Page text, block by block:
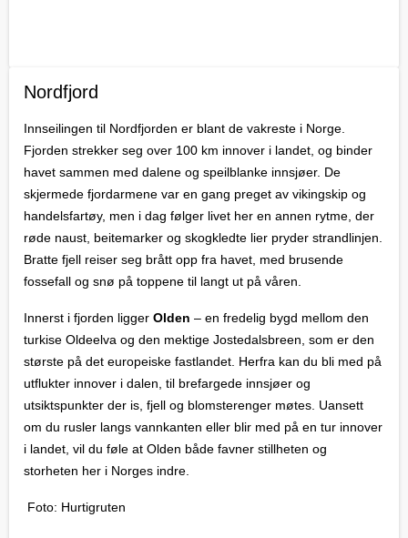
Nordfjord
Innseilingen til Nordfjorden er blant de vakreste i Norge.
Fjorden strekker seg over 100 km innover i landet, og binder
havet sammen med dalene og speilblanke innsjøer. De
skjermede fjordarmene var en gang preget av vikingskip og
handelsfartøy, men i dag følger livet her en annen rytme, der
røde naust, beitemarker og skogkledte lier pryder strandlinjen.
Bratte fjell reiser seg brått opp fra havet, med brusende
fossefall og snø på toppene til langt ut på våren.
Innerst i fjorden ligger Olden – en fredelig bygd mellom den
turkise Oldeelva og den mektige Jostedalsbreen, som er den
største på det europeiske fastlandet. Herfra kan du bli med på
utflukter innover i dalen, til brefargede innsjøer og
utsiktspunkter der is, fjell og blomsterenger møtes. Uansett
om du rusler langs vannkanten eller blir med på en tur innover
i landet, vil du føle at Olden både favner stillheten og
storheten her i Norges indre.
Foto: Hurtigruten